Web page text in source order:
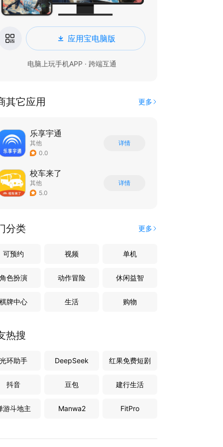
应用宝电脑版
电脑上玩手机APP · 跨端互通
其它应用 更多
乐享宇通
其他
0.0
详情
校车来了
其他
5.0
详情
分类 更多
可预约 视频 单机
角色扮演 动作冒险 休闲益智
棋牌中心 生活 购物
热搜
光环助手 DeepSeek 红果免费短剧
抖音 豆包 建行生活
游斗地主 Manwa2 FitPro